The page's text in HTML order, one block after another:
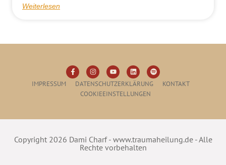
Weiterlesen
IMPRESSUM DATENSCHUTZERKLÄRUNG
KONTAKT
COOKIEEINSTELLUNGEN
Copyright 2026 Dami Charf - www.traumaheilung.de - Alle
Rechte vorbehalten